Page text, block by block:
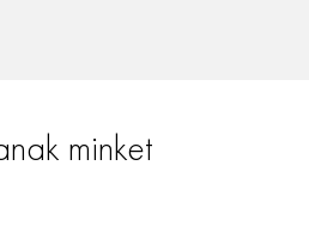
minket